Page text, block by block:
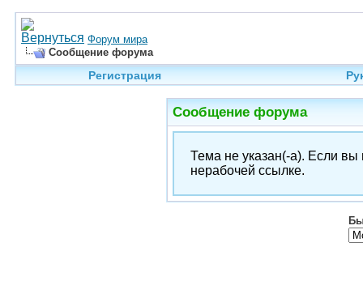
Форум мира
Сообщение форума
Регистрация
Сообщение форума
Тема не указан(-а). Если
нерабочей ссылке.